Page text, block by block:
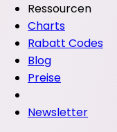
Ressourcen
Charts
Rabatt Codes
Blog
Preise
Newsletter